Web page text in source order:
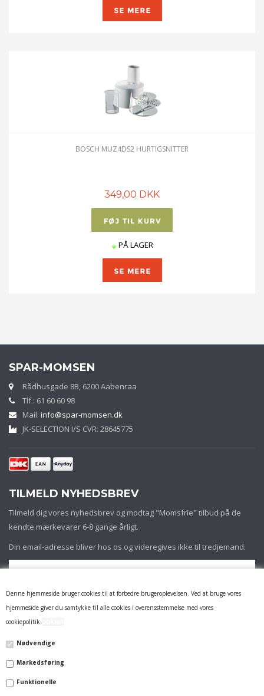
Denne hjemmeside bruger cookies til at forbedre brugeroplevelsen. Ved at bruge vores
hjemmeside giver du samtykke til alle cookies i overensstemmelse med vores
cookiepolitik.
Nødvendige
Markedsføring
Funktionelle
BOSCH MUZ4DS2 HURTIGSNITTER
349,00 DKK
PÅ LAGER
SPAR-MOMSEN
Rådhusgade 8B, 6200 Aabenraa
Tlf.: 61 60 60 98
Mail: info@spar-momsen.dk
JK-SELECTION I/S CVR: 28645775
TILMELD NYHEDSBREV
Tilmeld dig vores nyhedsbrev og modtag "Momsfrie" tilbud på de
kendte mærkevarer 6-8 gange årligt.
Din email-adresse bliver hos os og videregives ikke til tredjemand.
INFORMATION